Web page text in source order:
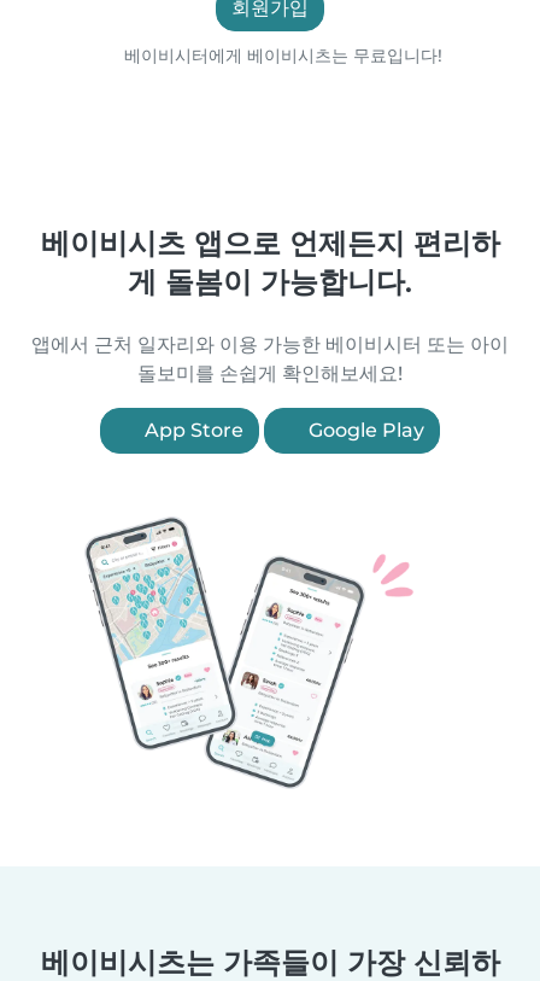
회원가입
베이비시터에게 베이비시츠는 무료입니다!
베이비시츠 앱으로 언제든지 편리하
게 돌봄이 가능합니다.
앱에서 근처 일자리와 이용 가능한 베이비시터 또는 아이
돌보미를 손쉽게 확인해보세요!
App Store Google Play
베이비시츠는 가족들이 가장 신뢰하